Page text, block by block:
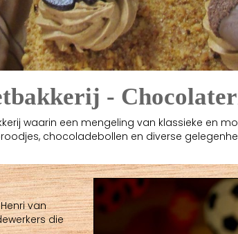
-
waarin een mengeling van klassieke en
chocoladebollen en diverse
van
die